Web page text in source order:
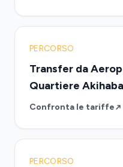
PERCORSO
Transfer da
Quartiere
Confronta le tariffe
PERCORSO